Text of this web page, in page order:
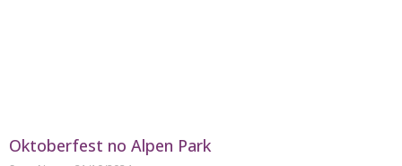
Oktoberfest no Alpen Park